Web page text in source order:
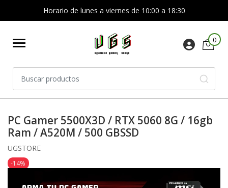
Horario de lunes a viernes de 10:00 a 18:30
0
PC Gamer 5500X3D / RTX 5060 8G / 16gb
Ram / A520M / 500 GBSSD
UGSTORE
-14%